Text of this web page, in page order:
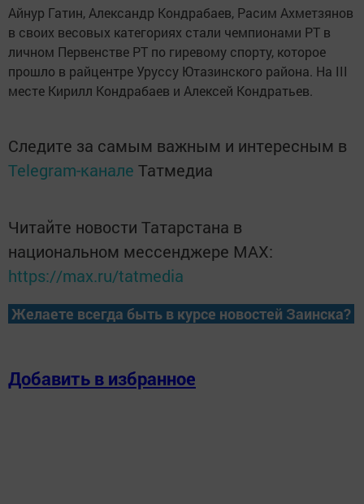
Айнур Гатин, Александр Кондрабаев, Расим Ахметзянов
в своих весовых категориях стали чемпионами РТ в
личном Первенстве РТ по гиревому спорту, которое
прошло в райцентре Уруссу Ютазинского района. На III
месте Кирилл Кондрабаев и Алексей Кондратьев.
Следите за самым важным и интересным в
Telegram-канале Татмедиа
Читайте новости Татарстана в
национальном мессенджере MАХ:
https://max.ru/tatmedia
Желаете всегда быть в курсе новостей Заинска?
Добавить в избранное